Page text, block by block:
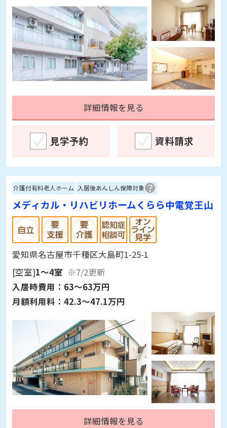
詳細情報を見る
見学予約 資料請求
介護付有料老人ホーム 入居後あんしん保障対象
メディカル・リハビリホームくらら中電覚王山
愛知県名古屋市千種区大島町1-25-1
[空室]1～4室 ※7/2更新
入居時費用： 63～63万円
月額利用料： 42.3～47.1万円
詳細情報を見る